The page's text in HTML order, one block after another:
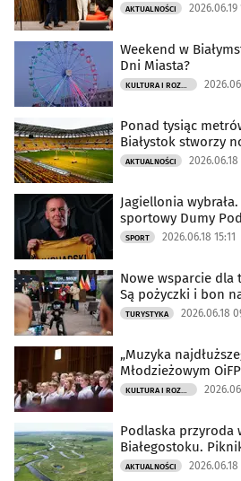
AKTUALNOŚCI 2026.06.19
Weekend w
Dni Miasta?
KULTURA I ROZRYWKA
Ponad tysiąc
Białystok stworzy
AKTUALNOŚCI 2026.06.18
Jagiellonia
sportowy Dumy
SPORT 2026.06.18 15:11
Nowe wsparcie dla
Są pożyczki i bon
TURYSTYKA 2026.06.18
„Muzyka
Młodzieżowym
KULTURA I ROZRYWKA
Podlaska przyroda
Białegostoku.
AKTUALNOŚCI